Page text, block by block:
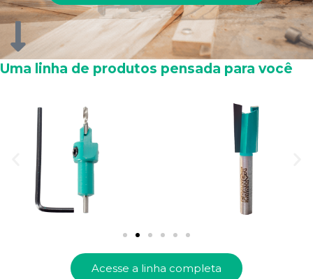
Uma linha de produtos pensada para você
Acesse a linha completa